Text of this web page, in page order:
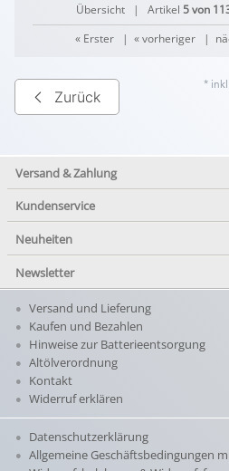
Übersicht | Artikel 5 von
« Erster| « vorheriger|
Zurück
*
Versand & Zahlung
Kundenservice
Neuheiten
Newsletter
Versand und Lieferung
Kaufen und Bezahlen
Hinweise zur Batterieentsorgung
Altölverordnung
Kontakt
Widerruf erklären
Datenschutzerklärung
Allgemeine Geschäftsbedingungen